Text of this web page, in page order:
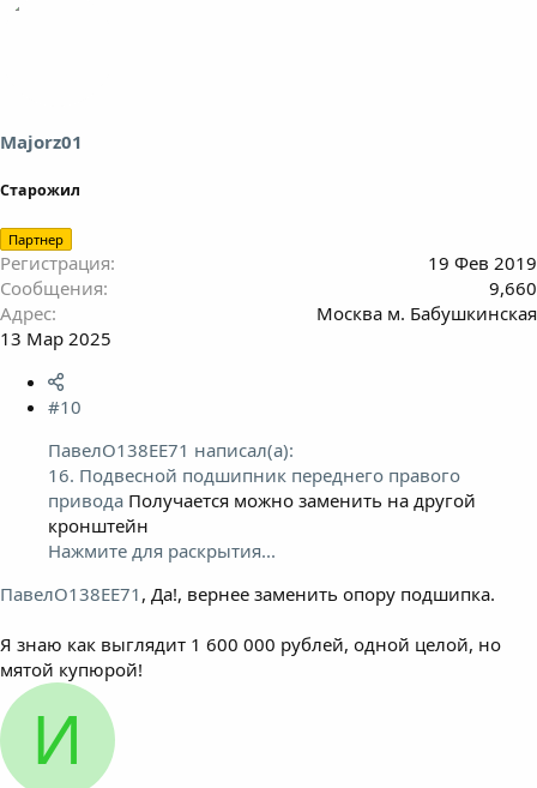
Majorz01
Старожил
Партнер
Регистрация
19 Фев 2019
Сообщения
9,660
Адрес
Москва м. Бабушкинская
13 Мар 2025
#10
ПавелО138ЕЕ71 написал(а):
16. Подвесной подшипник переднего правого
привода Получается можно заменить на другой
кронштейн
Нажмите для раскрытия...
ПавелО138ЕЕ71 , Да!, вернее заменить опору подшипка.
Я знаю как выглядит 1 600 000 рублей, одной целой, но
мятой купюрой!
И